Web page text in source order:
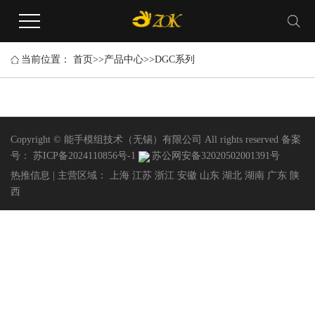
当前位置： 首页>>产品中心>>DGC系列
Copyright © 能手模组技术（无锡）有限公司 All rights reserved 备案
号：
苏ICP备2024110856号-1
苏公网安备32020502001391号
热推信息 | 主营区域： 上海 江苏 浙江 安徽 山东 湖北 湖南 广东 陕
西